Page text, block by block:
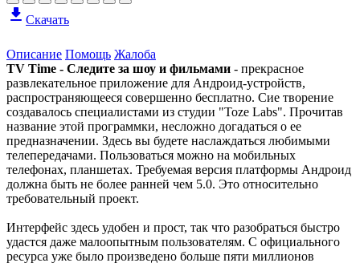
Скачать
Описание Помощь Жалоба
TV Time - Следите за шоу и фильмами - прекрасное
развлекательное приложение для Андроид-устройств,
распространяющееся совершенно бесплатно. Сие творение
создавалось специалистами из студии "Toze Labs". Прочитав
название этой программки, несложно догадаться о ее
предназначении. Здесь вы будете наслаждаться любимыми
телепередачами. Пользоваться можно на мобильных
телефонах, планшетах. Требуемая версия платформы Андроид
должна быть не более ранней чем 5.0. Это относительно
требовательный проект.
Интерфейс здесь удобен и прост, так что разобраться быстро
удастся даже малоопытным пользователям. С официального
ресурса уже было произведено больше пяти миллионов